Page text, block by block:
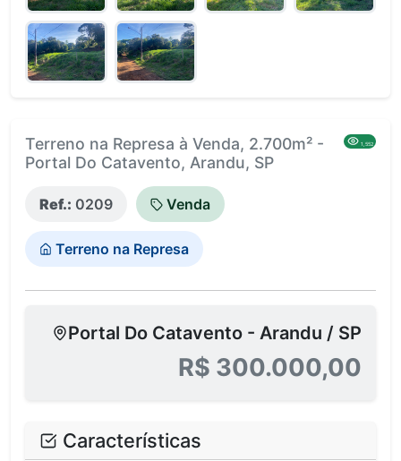
Terreno na Represa à Venda, 2.700m² -
Portal Do Catavento, Arandu, SP
1,552
Ref.: 0209 Venda
Terreno na Represa
Portal Do Catavento - Arandu / SP
R$ 300.000,00
Características